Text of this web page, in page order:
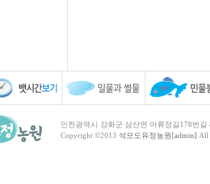
인천광역시 강화군 삼산면 어류정길178번
Copyright ©2013 석모도유정농원[admin] All